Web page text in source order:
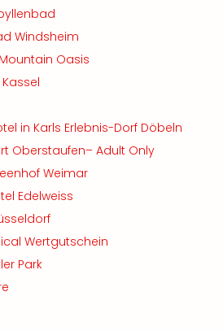
Windsheim
Oasis
in Karls Erlebnis-Dorf Döbeln
Oberstaufen– Adult Only
Weimar
Edelweiss
Wertgutschein
Park